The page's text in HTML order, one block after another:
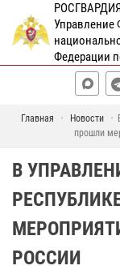
Управление
Федерации
Главная Новости
прошли
В
РОССИИ